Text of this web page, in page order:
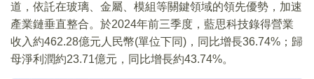
道，依託在玻璃、金屬、模組等關鍵領域的領先優勢，加速
產業鏈垂直整合。於2024年前三季度，藍思科技錄得營業
收入約462.28億元人民幣(單位下同)，同比增長36.74%；歸
母淨利潤約23.71億元，同比增長約43.74%。